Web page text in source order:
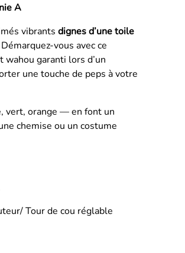
A
vibrants dignes d’une toile
vous avec ce
wahou garanti lors d’un
une touche de peps à votre
vert, orange — en font un
chemise ou un costume
Tour de cou réglable